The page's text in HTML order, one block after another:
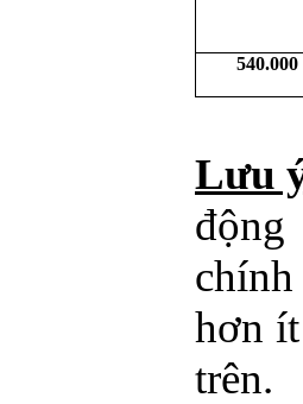
540.000
Lưu
hơn
trên.